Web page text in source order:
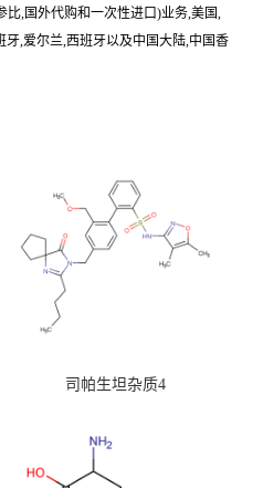
比,国外代购和一次性进口)业务,美国,
牙,爱尔兰,西班牙以及中国大陆,中国香
司帕生坦杂质4